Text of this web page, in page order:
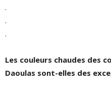
.
.
.
Les couleurs chaudes des
Daoulas sont-elles des